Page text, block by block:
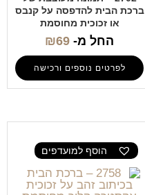
ברכת הבית להדפסה על קנבס
או זכוכית מחוסמת
החל מ- ₪69
לפרטים נוספים ורכישה
הוסף למועדפים